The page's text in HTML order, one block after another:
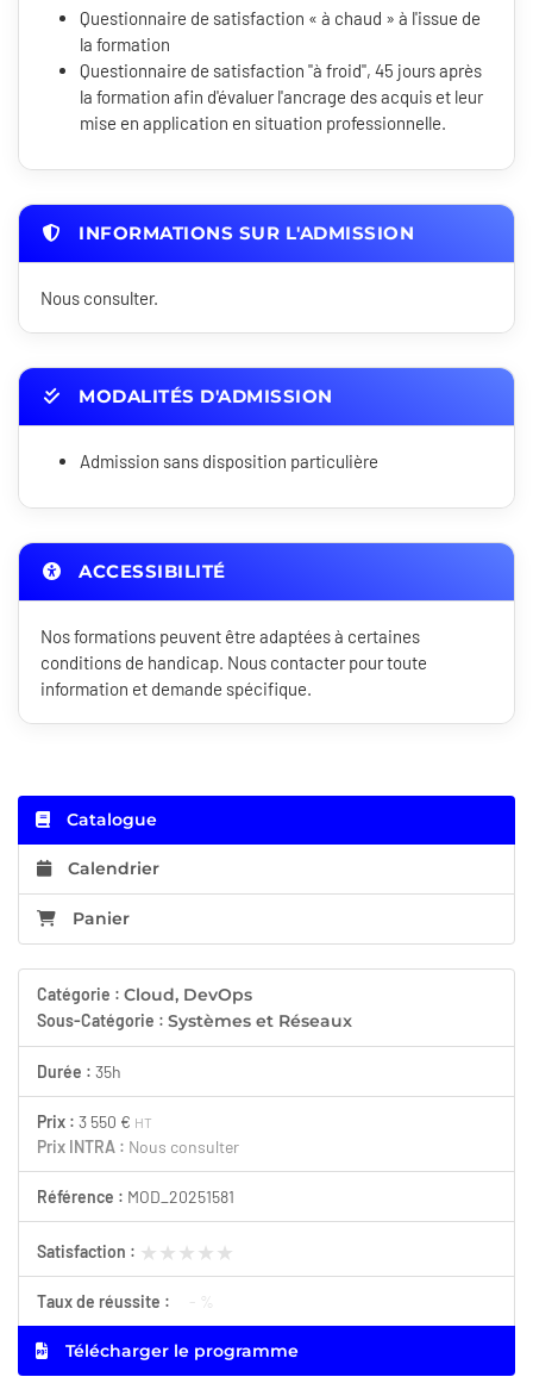
Questionnaire de satisfaction « à chaud » à l'issue de
la formation
Questionnaire de satisfaction "à froid", 45 jours après
la formation afin d'évaluer l'ancrage des acquis et leur
mise en application en situation professionnelle.
INFORMATIONS SUR L'ADMISSION
Nous consulter.
MODALITÉS D'ADMISSION
Admission sans disposition particulière
ACCESSIBILITÉ
Nos formations peuvent être adaptées à certaines
conditions de handicap. Nous contacter pour toute
information et demande spécifique.
Catalogue
Calendrier
Panier
Catégorie : Cloud, DevOps
Sous-Catégorie : Systèmes et Réseaux
Durée : 35h
Prix : 3 550 € HT
Prix INTRA : Nous consulter
Référence : MOD_20251581
Satisfaction : ★★★★★
★★★★★
Taux de réussite : - %
Télécharger le programme